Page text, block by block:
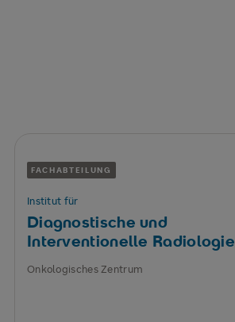
FACHABTEILUNG
Institut für
Diagnostische und
Interventionelle Radiologie
Onkologisches Zentrum